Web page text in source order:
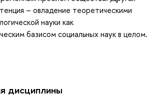
– овладение теоретическими
науки как
базисом социальных наук в целом.
дисциплины